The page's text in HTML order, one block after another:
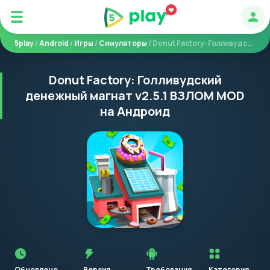
5play/Android /Игры /Симуляторы / Donut Factory: Голливудский денежный магнат
Donut Factory: Голливудский
денежный магнат v2.5.1 ВЗЛОМ MOD
на Андроид
установкой
приложения